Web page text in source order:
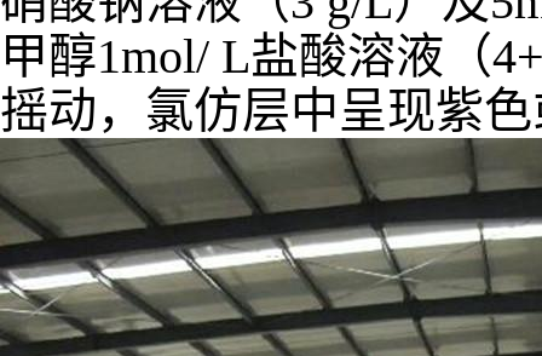
甲醇1mol/ L盐酸溶液（
摇动，氯仿层中呈现紫